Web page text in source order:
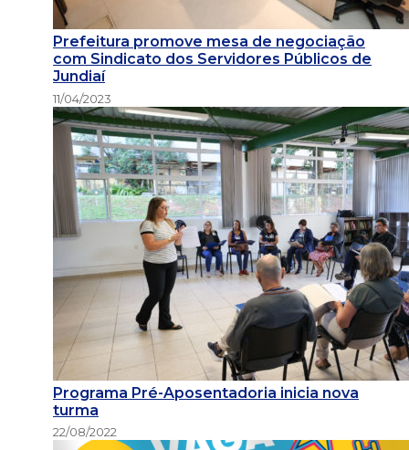
Prefeitura promove mesa de negociação
com Sindicato dos Servidores Públicos de
Jundiaí
11/04/2023
Programa Pré-Aposentadoria inicia nova
turma
22/08/2022